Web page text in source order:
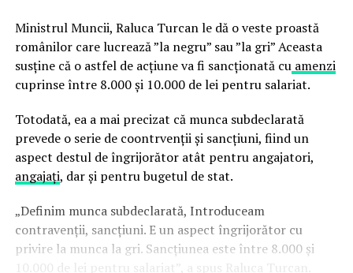
Ministrul Muncii, Raluca Turcan le dă o veste proastă
românilor care lucrează ”la negru” sau ”la gri” Aceasta
susține că o astfel de acțiune va fi sancționată cuamenzi
cuprinse între 8.000 și 10.000 de lei pentru salariat.
Totodată, ea a mai precizat că munca subdeclarată
prevede o serie de coontrvenții și sancțiuni, fiind un
aspect destul de îngrijorător atât pentru angajatori,
angajați, dar și pentru bugetul de stat.
„Definim munca subdeclarată, Introduceam
contravenții, sancțiuni. E un aspect îngrijorător cu
privire la munca la gri. Sancțiunea este între 8.000 și
10.000 de lei pentru salariat”, a spus Raluca Turcan.